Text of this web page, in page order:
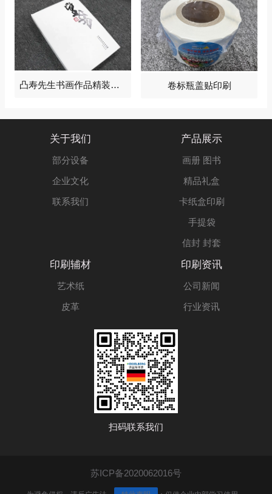
凸寿先生书画作品精装画册2024 卷标瓶盖贴印刷
关于我们
部分设备
企业文化
联系我们
产品展示
画册 图书
精品礼盒
卡纸盒印刷
手提袋
信封 封套
印刷辅材
艺术纸
皮革
印刷资讯
公司新闻
行业资讯
扫码联系我们
苏ICP备2020062016号